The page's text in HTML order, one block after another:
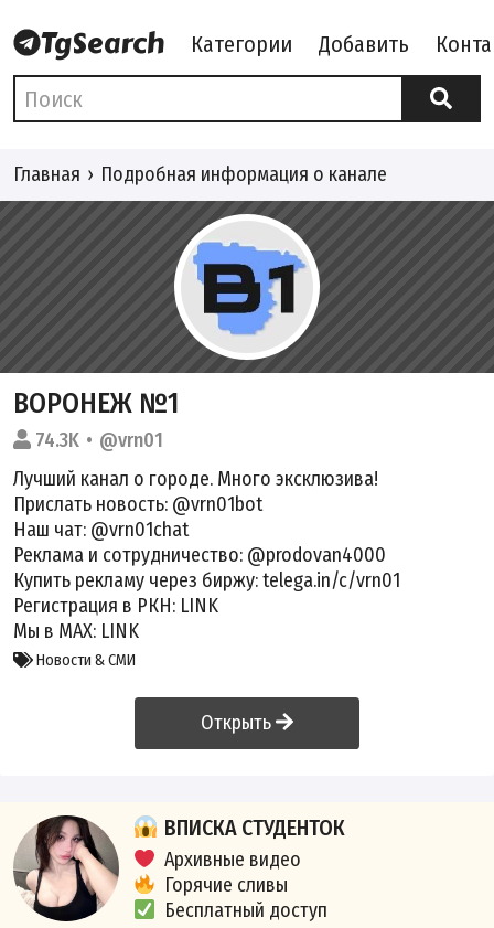
Категории Добавить
Главная Подробная информация о канале
ВОРОНЕЖ №1
74.3K
@vrn01
Лучший канал о городе. Много эксклюзива!
Прислать новость: @vrn01bot
Наш чат: @vrn01chat
Реклама и сотрудничество: @prodovan4000
Купить рекламу через биржу: telega.in/c/vrn01
Регистрация в РКН: LINK
Мы в MAX: LINK
Новости & СМИ
Открыть
ВПИСКА СТУДЕНТОК
Архивные видео
Горячие сливы
Бесплатный доступ